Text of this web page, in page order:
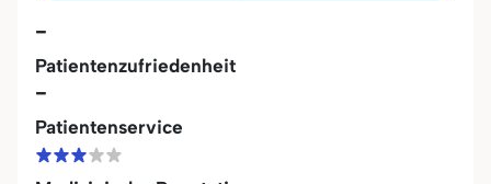
-
Patientenzufriedenheit
-
Patientenservice